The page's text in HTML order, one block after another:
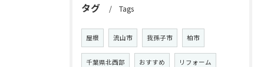
タグ Tags
屋根 流山市 我孫子市 柏市
千葉県北西部 おすすめ リフォーム